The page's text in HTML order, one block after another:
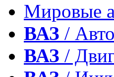
Мировые
ВАЗ /
ВАЗ /